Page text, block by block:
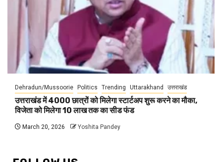
Dehradun/Mussoorie Politics Trending Uttarakhand उत्तराखंड
उत्तराखंड में 4000 छात्रों को मिलेगा स्टार्टअप शुरू करने का मौका,
विजेता को मिलेगा 10 लाख तक का सीड फंड
March 20, 2026 Yoshita Pandey